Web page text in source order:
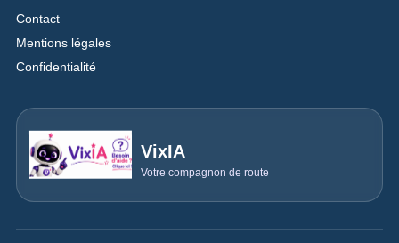
Contact
Mentions légales
Confidentialité
VixIA
Votre compagnon de route